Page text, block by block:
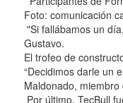
Foto: comunicación
"Si fallábamos un
Gustavo.
El trofeo de
“Decidimos darle un
Maldonado, miembro
Por último, TecBull